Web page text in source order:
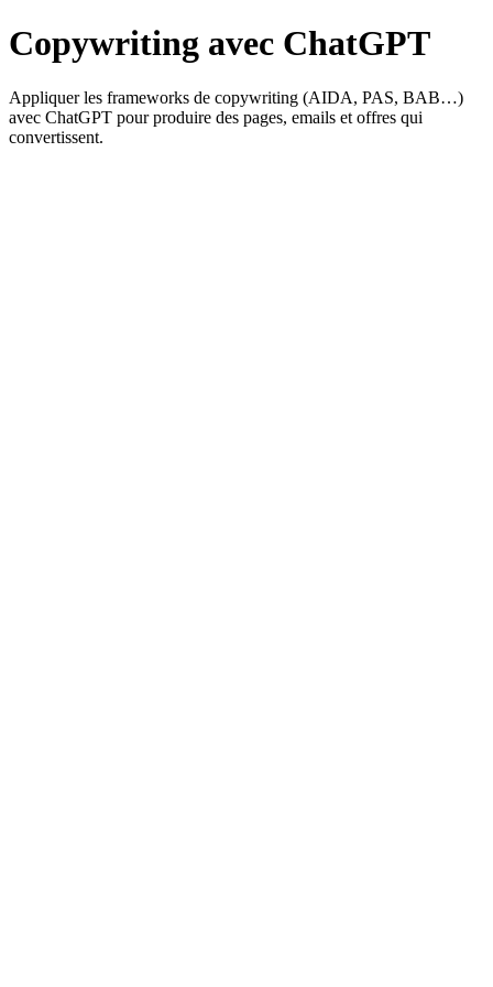
Copywriting avec ChatGPT
Appliquer les frameworks de copywriting (AIDA, PAS, BAB…)
avec ChatGPT pour produire des pages, emails et offres qui
convertissent.